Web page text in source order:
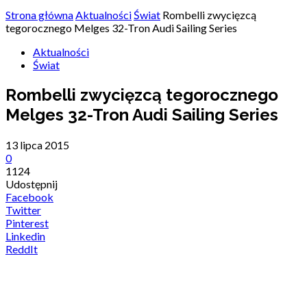
Strona głównaAktualnościŚwiat Rombelli zwycięzcą
tegorocznego Melges 32-Tron Audi Sailing Series
Aktualności
Świat
Rombelli zwycięzcą tegorocznego
Melges 32-Tron Audi Sailing Series
13 lipca 2015
0
1124
Udostępnij
Facebook
Twitter
Pinterest
Linkedin
ReddIt